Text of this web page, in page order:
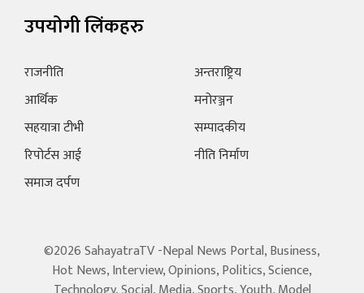
उपयोगी लिंकहरु
राजनीति
आर्थिक
सहयात्रा टीभी
रिपोर्टस आई
समाज दर्पण
अन्तराष्ट्रिय
मनोरञ्जन
सम्पादकीय
नीति निर्माण
©2026 SahayatraTV -Nepal News Portal, Business,
Hot News, Interview, Opinions, Politics, Science,